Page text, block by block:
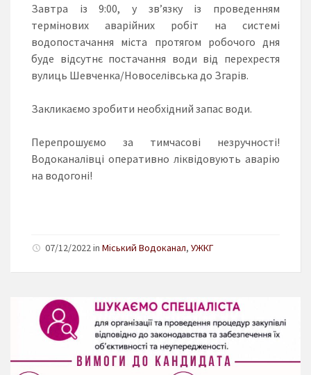
Завтра із 9:00, у зв’язку із проведенням
термінових аварійних робіт на системі
водопостачання міста протягом робочого дня
буде відсутнє постачання води від перехрестя
вулиць Шевченка/Новоселівська до Згарів.
Закликаємо зробити необхідний запас води.
Перепрошуємо за тимчасові незручності!
Водоканалівці оперативно ліквідовують аварію
на водогоні!
07/12/2022 in Міський Водоканал, УЖКГ